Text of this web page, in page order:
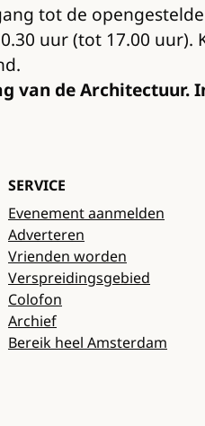
tot de
uur (tot 17.00
van de Architectuur.
SERVICE
Evenement aanmelden
Adverteren
Vrienden worden
Verspreidingsgebied
Colofon
Archief
Bereik heel Amsterdam